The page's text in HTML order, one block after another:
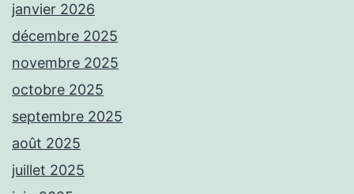
janvier 2026
décembre 2025
novembre 2025
octobre 2025
septembre 2025
août 2025
juillet 2025